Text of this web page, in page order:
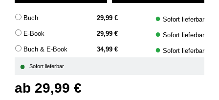
Buch 29,99 € ● Sofort lieferbar
E-Book 29,99 € ● Sofort lieferbar
Buch & E-Book 34,99 € ● Sofort lieferbar
● Sofort lieferbar
ab 29,99 €